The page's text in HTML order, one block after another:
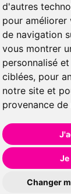
d'autres
pour améliorer
de navigation
vous montrer
personnalisé
ciblées, pour
notre site et
provenance
Changer
vos
Pharmacie
de nos
internet de la
ligne grâce à un
diététique
pharmacie et
vous les faire